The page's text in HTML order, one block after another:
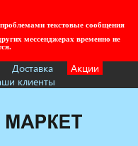
текстовые сообщения
мессенджерах временно не
Доставка
Акции
клиенты